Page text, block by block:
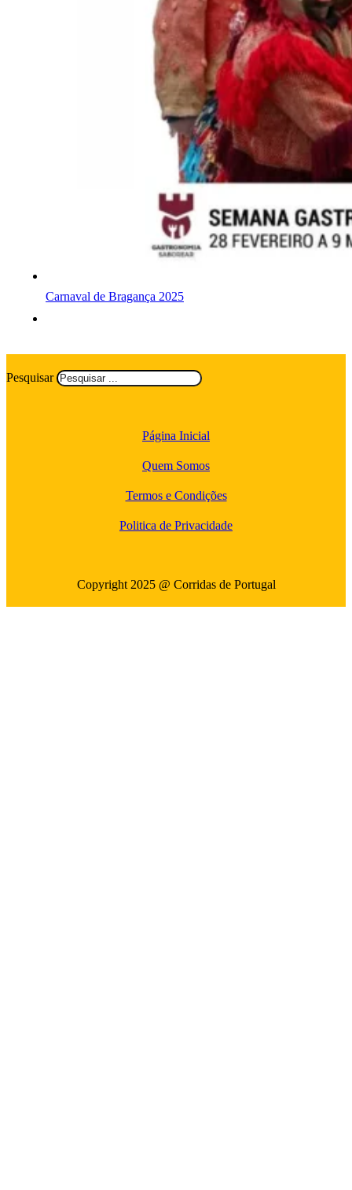
Carnaval de Bragança 2025
Pesquisar
Página Inicial
Quem Somos
Termos e Condições
Politica de Privacidade
Copyright 2025 @ Corridas de Portugal